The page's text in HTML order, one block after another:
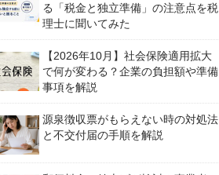
る「税金と独立準備」の注意点を税
理士に聞いてみた
【2026年10月】社会保険適用拡大
で何が変わる？企業の負担額や準備
事項を解説
源泉徴収票がもらえない時の対処法
と不交付届の手順を解説